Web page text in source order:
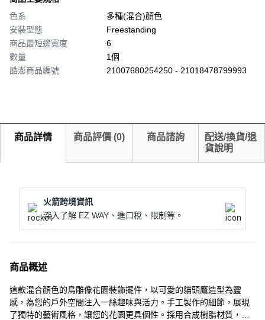
色系
多種(混合)顏色
安裝型態
Freestanding
商品最短邊寬度
6
數量
1個
酷澎商品編號
21007680254250 - 21018478799993
商品詳情 商品評價 (0) 商品諮詢
配送/換貨/退
貨說明
火箭跨境資訊
深入了解 EZ WAY、進口稅、限制等。
商品概述
這款混合顏色的鳥雕像花園裝飾擺件，以可愛的貓頭鷹造型為靈
感，為您的戶外空間注入一絲趣味與活力。手工製作的細節，展現
了獨特的藝術風格，讓您的花園更具個性。採用合成樹脂材質，確